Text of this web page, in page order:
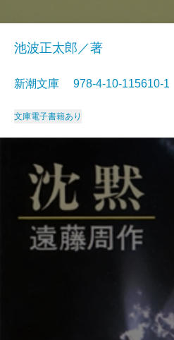
池波正太郎／著
新潮文庫 978-4-10-
文庫電子書籍あり